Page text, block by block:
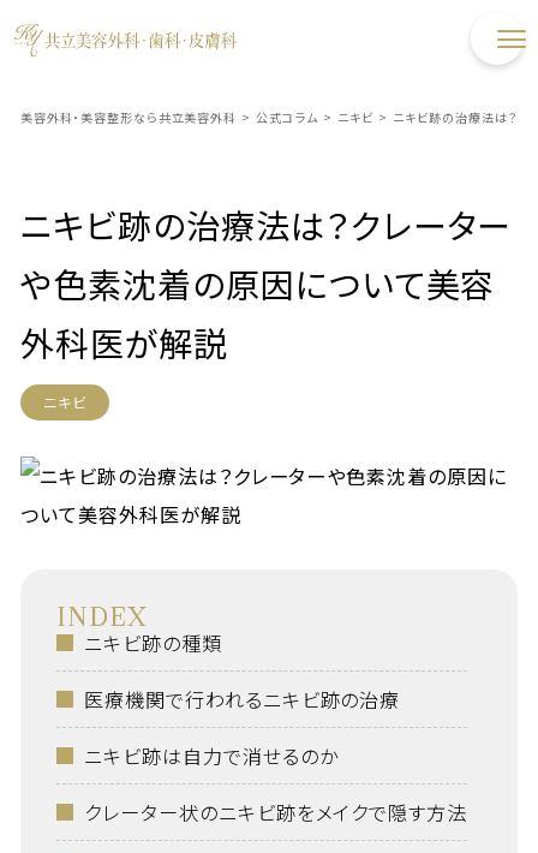
美容外科・美容整形なら共立美容外科 > 公式コラム > ニキビ > ニキビ跡の治療法は？
ニキビ跡の治療法は？クレーター
や色素沈着の原因について美容
外科医が解説
ニキビ
INDEX
ニキビ跡の種類
医療機関で行われるニキビ跡の治療
ニキビ跡は自力で消せるのか
クレーター状のニキビ跡をメイクで隠す方法